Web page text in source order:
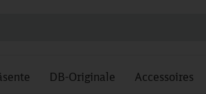
DB-Originale Accessoires